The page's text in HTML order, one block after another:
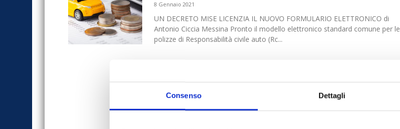
Consenso Dettagli
8 Gennaio 2021
UN DECRETO MISE LICENZIA IL NUOVO FORMULARIO ELETTRONICO di
Antonio Ciccia Messina Pronto il modello elettronico standard comune per le
polizze di Responsabilità civile auto (Rc...